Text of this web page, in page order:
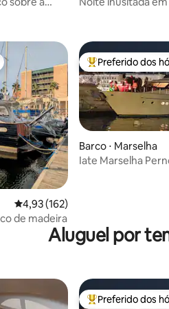
dos hóspedes
4,93 de uma avaliação média de
4,93 (162)
de madeira
Entre os
Preferido dos
Barco ⋅ Marselha
Iate Marselha
Aluguel por
Entre os
Preferido dos